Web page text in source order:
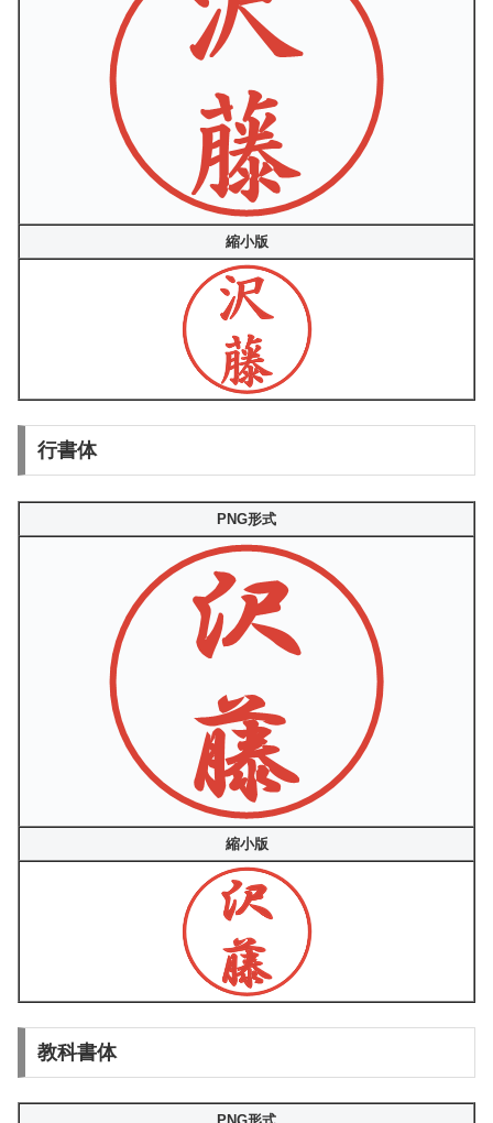
縮小版
行書体
PNG形式
縮小版
教科書体